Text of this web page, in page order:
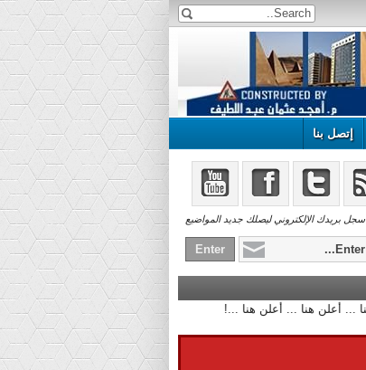
إتصل بنا
سجل بريدك الإلكتروني ليصلك جديد المواضيع
أعلن هنا ... أعلن هنا ... أعلن هنا ...!